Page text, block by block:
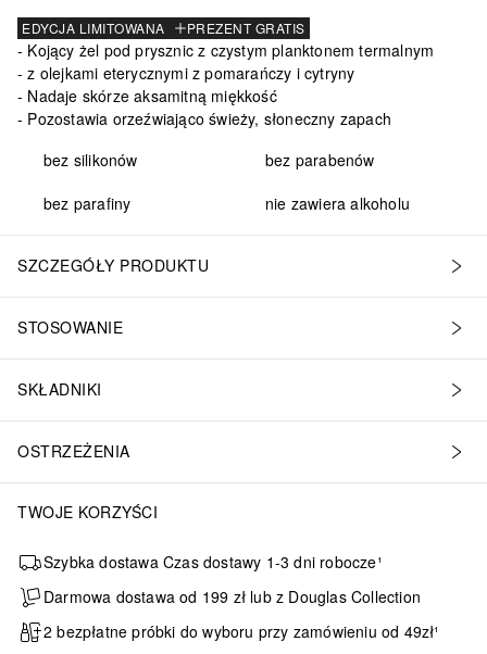
PREZENT GRATIS
EDYCJA LIMITOWANA
Kojący żel pod prysznic z czystym planktonem termalnym
z olejkami eterycznymi z pomarańczy i cytryny
Nadaje skórze aksamitną miękkość
Pozostawia orzeźwiająco świeży, słoneczny zapach
bez silikonów
bez parabenów
bez parafiny
nie zawiera alkoholu
SZCZEGÓŁY PRODUKTU
STOSOWANIE
SKŁADNIKI
OSTRZEŻENIA
TWOJE KORZYŚCI
Szybka dostawa Czas dostawy 1-3 dni robocze¹
Darmowa dostawa od 199 zł lub z Douglas Collection
2 bezpłatne próbki do wyboru przy zamówieniu od 49zł¹